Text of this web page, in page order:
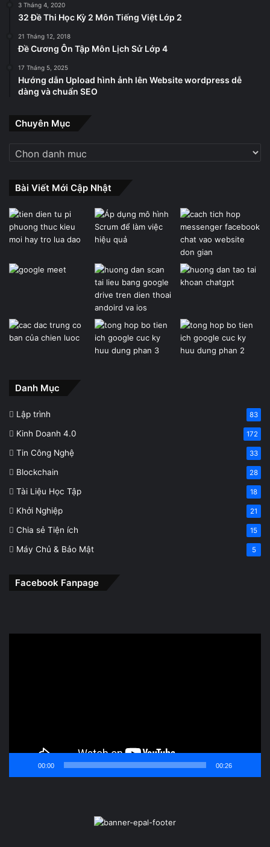
3 Tháng 4, 2020
32 Đề Thi Học Kỳ 2 Môn Tiếng Việt Lớp 2
21 Tháng 12, 2018
Đề Cương Ôn Tập Môn Lịch Sử Lớp 4
17 Tháng 5, 2025
Hướng dẫn Upload hình ảnh lên Website wordpress dễ
dàng và chuẩn SEO
Chuyên Mục
Chuyên
Bài Viết Mới Cập Nhật
Danh Mục
Lập trình 83
Kinh Doanh 4.0 172
Tin Công Nghệ 33
Blockchain 28
Tài Liệu Học Tập 18
Khởi Nghiệp 21
Chia sẻ Tiện ích 15
Máy Chủ & Bảo Mật 5
Facebook Fanpage
00:00 00:26